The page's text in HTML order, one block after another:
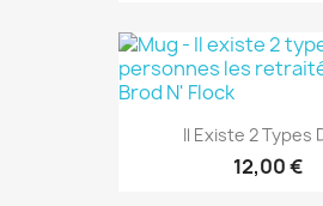
Il Existe 2 Types
12,00 €